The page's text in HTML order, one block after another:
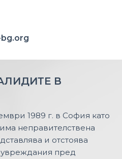
В
1989 г. в София като
неправителствена
и отстоява
увреждания пред